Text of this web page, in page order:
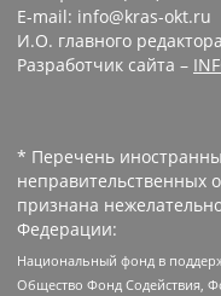
E-mail: info@kras-okt.ru
И.О. главного
Разработчик сайта –
* Перечень
неправительственных
признана
Федерации:
Национальный фонд в
Общество Фонд Содействия,